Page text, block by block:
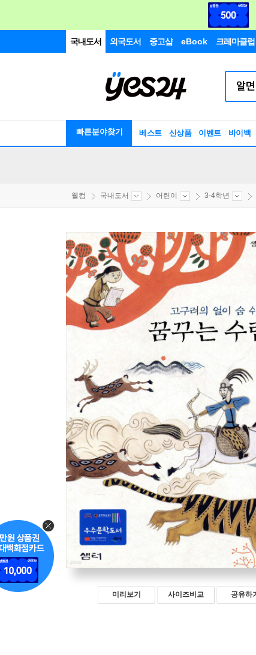
국내도서 외국도서 중고샵 eBook 크레마클럽
빠른분야찾기 베스트 신상품 이벤트 바이백
웰컴 국내도서 어린이 3-4학년
미리보기 사이즈비교 공유하기